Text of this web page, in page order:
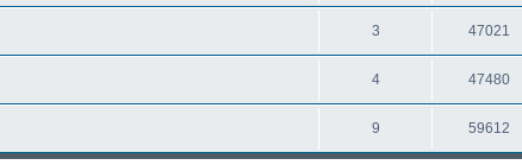
3 47021
4 47480
9 59612